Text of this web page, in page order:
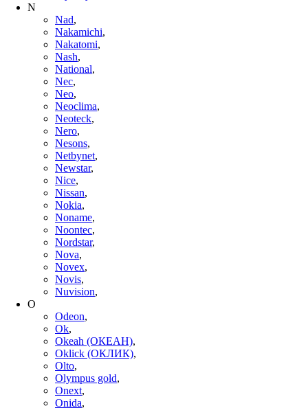
N
Nad,
Nakamichi,
Nakatomi,
Nash,
National,
Nec,
Neo,
Neoclima,
Neoteck,
Nero,
Nesons,
Netbynet,
Newstar,
Nice,
Nissan,
Nokia,
Noname,
Noontec,
Nordstar,
Nova,
Novex,
Novis,
Nuvision,
O
Odeon,
Ok,
Okeah (ОКЕАН),
Oklick (ОКЛИК),
Olto,
Olympus gold,
Onext,
Onida,